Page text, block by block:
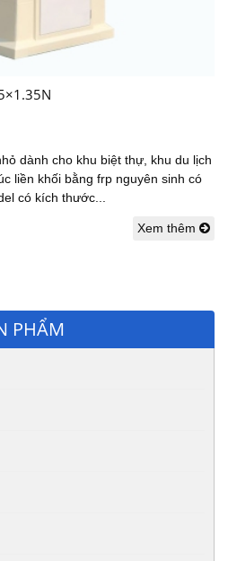
dành cho khu biệt thự, khu du lịch
liền khối bằng frp nguyên sinh có
có kích thước...
Xem thêm
PHẨM